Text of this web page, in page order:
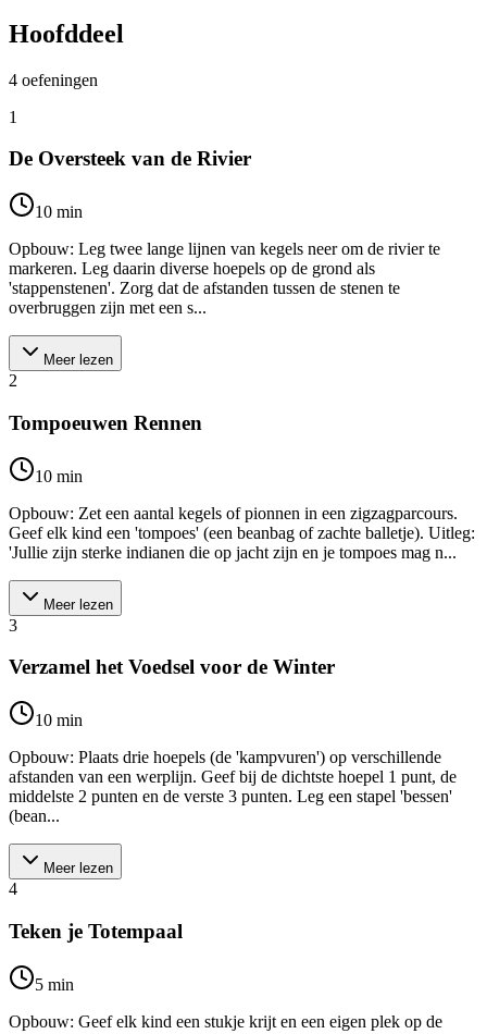
Hoofddeel
4 oefeningen
1
De Oversteek van de Rivier
10 min
Opbouw: Leg twee lange lijnen van kegels neer om de rivier te
markeren. Leg daarin diverse hoepels op de grond als
'stappenstenen'. Zorg dat de afstanden tussen de stenen te
overbruggen zijn met een s...
Meer lezen
2
Tompoeuwen Rennen
10 min
Opbouw: Zet een aantal kegels of pionnen in een zigzagparcours.
Geef elk kind een 'tompoes' (een beanbag of zachte balletje). Uitleg:
'Jullie zijn sterke indianen die op jacht zijn en je tompoes mag n...
Meer lezen
3
Verzamel het Voedsel voor de Winter
10 min
Opbouw: Plaats drie hoepels (de 'kampvuren') op verschillende
afstanden van een werplijn. Geef bij de dichtste hoepel 1 punt, de
middelste 2 punten en de verste 3 punten. Leg een stapel 'bessen'
(bean...
Meer lezen
4
Teken je Totempaal
5 min
Opbouw: Geef elk kind een stukje krijt en een eigen plek op de